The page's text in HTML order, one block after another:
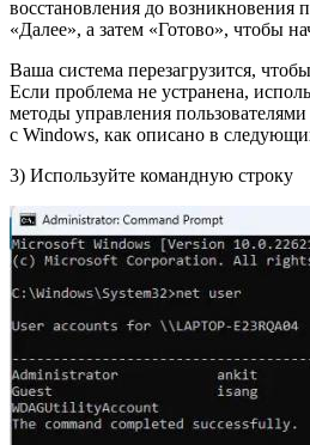
восстановления до
«Далее», а затем «Готово», чтобы
Ваша система перезагрузится,
Если проблема не устранена,
методы управления
с Windows, как описано в
3) Используйте командную строку